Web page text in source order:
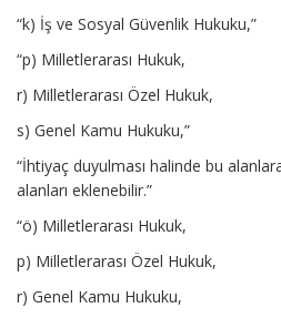
“k) İş ve Sosyal Güvenlik Hukuku,”
“p) Milletlerarası Hukuk,
r) Milletlerarası Özel Hukuk,
s) Genel Kamu Hukuku,”
“İhtiyaç duyulması halinde bu
alanları eklenebilir.”
“ö) Milletlerarası Hukuk,
p) Milletlerarası Özel Hukuk,
r) Genel Kamu Hukuku,